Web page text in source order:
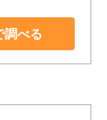
調べる